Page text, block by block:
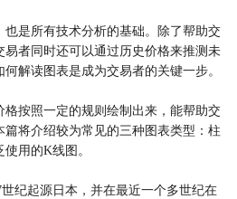
是所有技术分析的基础。除了帮助交
者同时还可以通过历史价格来推测未
解读图表是成为交易者的关键一步。
按照一定的规则绘制出来，能帮助交
将介绍较为常见的三种图表类型：柱
用的K线图。
起源日本，并在最近一个多世纪在